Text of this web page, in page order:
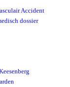
Accident
dossier